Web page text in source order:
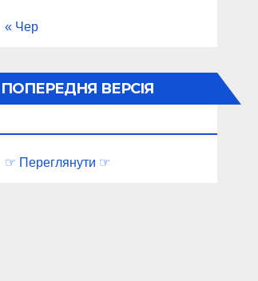
« Чер
ПОПЕРЕДНЯ ВЕРСІЯ
☞ Переглянути ☞